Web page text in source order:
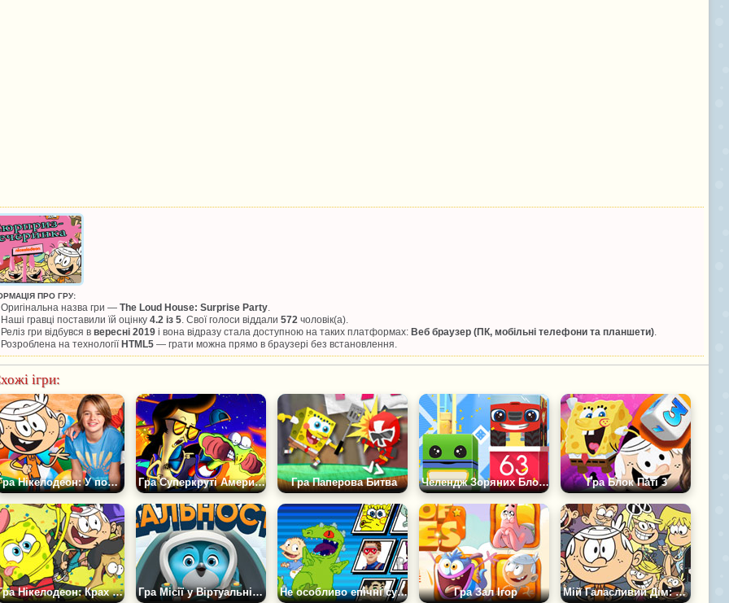
ПРО ГРУ:
Оригінальна назва гри — The Loud House: Surprise Party
Наші гравці поставили їй оцінку 4.2 із 5 . Свої голоси віддали 572 чоловік(а).
Реліз гри відбувся в вересні 2019 і вона відразу стала доступною на таких платформах: Веб браузер (ПК, мобільні телефони та планшети)
Розроблена на технологіїHTML5 — грати можна прямо в браузері без встановлення.
ігри:
Гра Нікелодеон: У пошуках літа Гра Суперкруті Американські Гірки Нікелодеон Гра Паперова Битва Челендж Зоряних Блоків НікДжуніор Гра Блок Паті 3
Гра Нікелодеон: Крах Бах Крикет Гра Місії у Віртуальній Реальності Не особливо епічні сутички з босами Гра Зал Ігор Мій Галасливий Дім: Створи Свій Комікс